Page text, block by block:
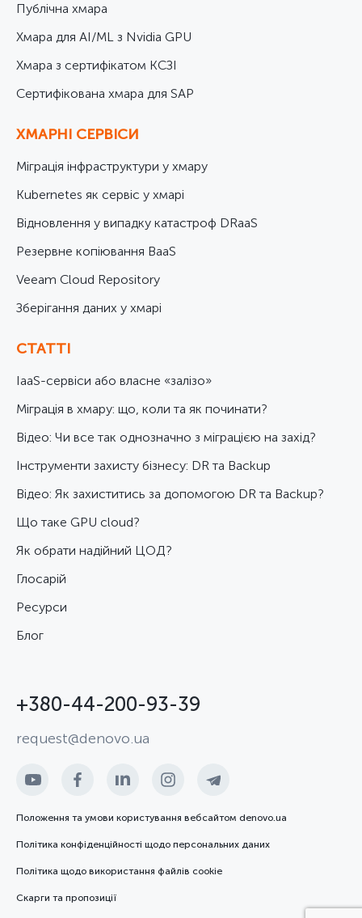
Публічна хмара
Хмара для AI/ML з Nvidia GPU
Хмара з сертифікатом КСЗІ
Cертифікована хмара для SAP
ХМАРНІ СЕРВІСИ
Міграція інфраструктури у хмару
Kubernetes як сервіс у хмарі
Відновлення у випадку катастроф DRaaS
Резервне копіювання BaaS
Veeam Cloud Repository
Зберігання даних у хмарі
СТАТТІ
IaaS-сервіси або власне «залізо»
Міграція в хмару: що, коли та як починати?
Відео: Чи все так однозначно з міграцією на захід?
Інструменти захисту бізнесу: DR та Backup
Відео: Як захиститись за допомогою DR та Backup?
Що таке GPU cloud?
Як обрати надійний ЦОД?
Глосарій
Ресурси
Блог
+380-44-200-93-39
request@denovo.ua
Положення та умови користування вебсайтом denovo.ua
Політика конфіденційності щодо персональних даних
Політика щодо використання файлів cookie
Скарги та пропозиції